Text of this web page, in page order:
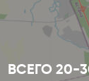
ВСЕГО 20-